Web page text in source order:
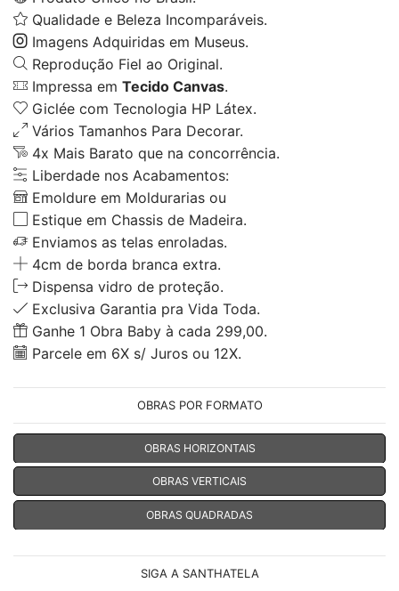
Qualidade e Beleza Incomparáveis.
Imagens Adquiridas em Museus.
Reprodução Fiel ao Original.
Impressa em Tecido Canvas.
Giclée com Tecnologia HP Látex.
Vários Tamanhos Para Decorar.
4x Mais Barato que na concorrência.
Liberdade nos Acabamentos:
Emoldure em Moldurarias ou
Estique em Chassis de Madeira.
Enviamos as telas enroladas.
4cm de borda branca extra.
Dispensa vidro de proteção.
Exclusiva Garantia pra Vida Toda.
Ganhe 1 Obra Baby à cada 299,00.
Parcele em 6X s/ Juros ou 12X.
OBRAS POR FORMATO
OBRAS HORIZONTAIS
OBRAS VERTICAIS
OBRAS QUADRADAS
SIGA A SANTHATELA